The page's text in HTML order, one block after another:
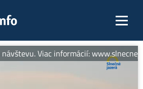
Viac informácií: